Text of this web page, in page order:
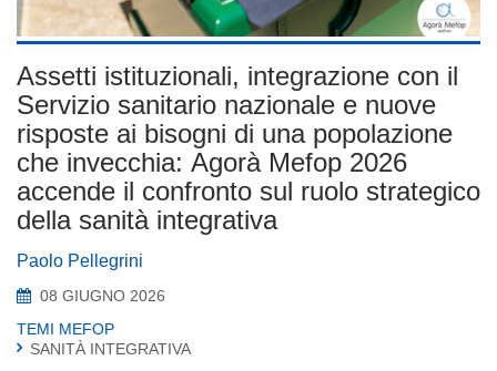
Assetti istituzionali, integrazione con il
Servizio sanitario nazionale e nuove
risposte ai bisogni di una popolazione
che invecchia: Agorà Mefop 2026
accende il confronto sul ruolo strategico
della sanità integrativa
Paolo Pellegrini
08 GIUGNO 2026
TEMI MEFOP
SANITÀ INTEGRATIVA